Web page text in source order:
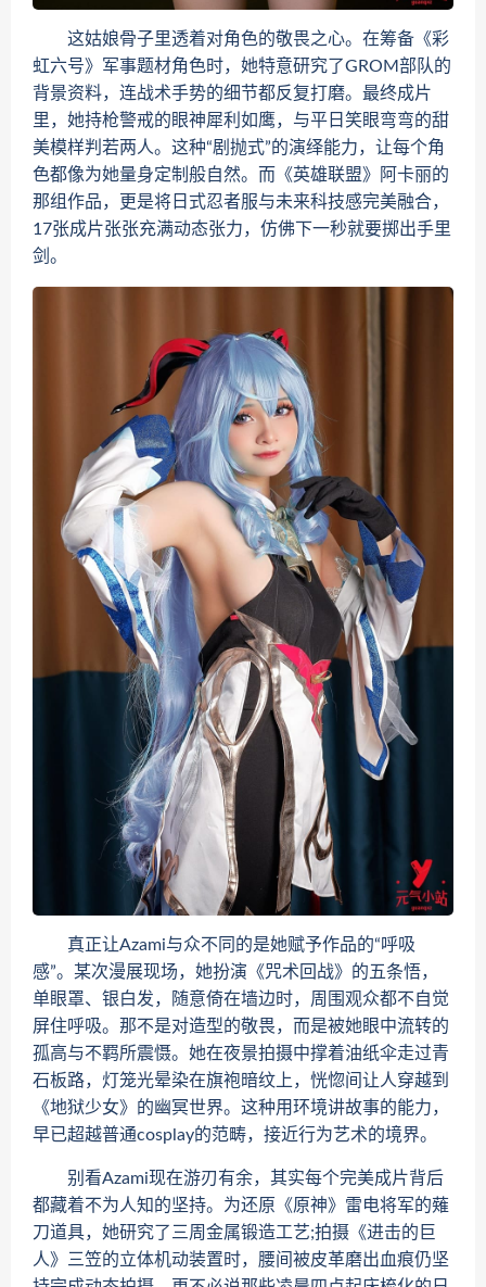
这姑娘骨子里透着对角色的敬畏之心。在筹备《彩
虹六号》军事题材角色时，她特意研究了GROM部队的
背景资料，连战术手势的细节都反复打磨。最终成片
里，她持枪警戒的眼神犀利如鹰，与平日笑眼弯弯的甜
美模样判若两人。这种“剧抛式”的演绎能力，让每个角
色都像为她量身定制般自然。而《英雄联盟》阿卡丽的
那组作品，更是将日式忍者服与未来科技感完美融合，
17张成片张张充满动态张力，仿佛下一秒就要掷出手里
剑。
真正让Azami与众不同的是她赋予作品的“呼吸
感”。某次漫展现场，她扮演《咒术回战》的五条悟，
单眼罩、银白发，随意倚在墙边时，周围观众都不自觉
屏住呼吸。那不是对造型的敬畏，而是被她眼中流转的
孤高与不羁所震慑。她在夜景拍摄中撑着油纸伞走过青
石板路，灯笼光晕染在旗袍暗纹上，恍惚间让人穿越到
《地狱少女》的幽冥世界。这种用环境讲故事的能力，
早已超越普通cosplay的范畴，接近行为艺术的境界。
别看Azami现在游刃有余，其实每个完美成片背后
都藏着不为人知的坚持。为还原《原神》雷电将军的薙
刀道具，她研究了三周金属锻造工艺;拍摄《进击的巨
人》三笠的立体机动装置时，腰间被皮革磨出血痕仍坚